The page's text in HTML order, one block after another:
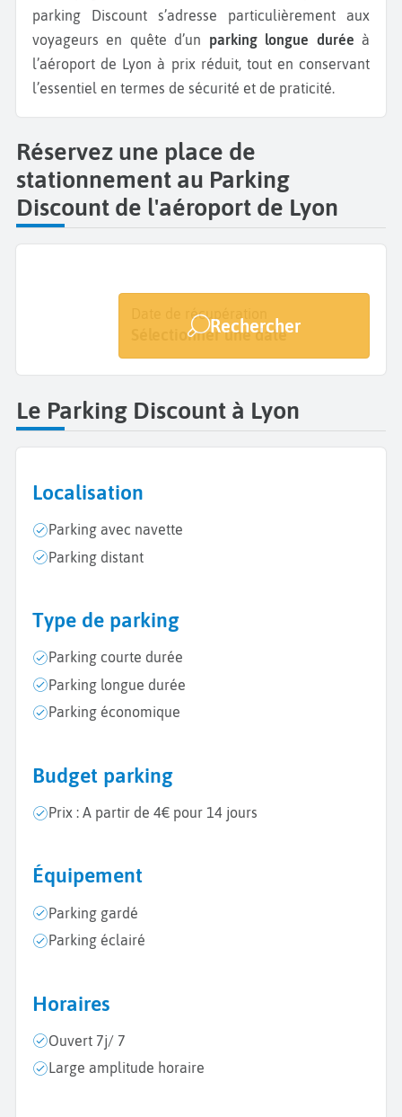
parking Discount s’adresse particulièrement aux
voyageurs en quête d’un parking longue duréeà
l’aéroport de Lyon à prix réduit, tout en conservant
l’essentiel en termes de sécurité et de praticité.
Réservez une place de
stationnement au Parking
Discount de l'aéroport de Lyon
Date de dépôt
Sélectionner une date
Date de récupération
Sélectionner une date
Rechercher
Le Parking Discount à Lyon
Localisation
Parking avec navette
Parking distant
Type de parking
Parking courte durée
Parking longue durée
Parking économique
Budget parking
Prix : A partir de 4€ pour 14 jours
Équipement
Parking gardé
Parking éclairé
Horaires
Ouvert 7j/ 7
Large amplitude horaire